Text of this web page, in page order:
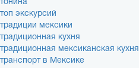
тонина
топ экскурсий
традиции мексики
традиционная кухня
традиционная мексиканская кухня
транспорт в Мексике